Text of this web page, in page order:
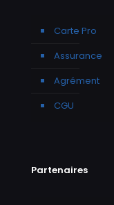
Carte Pro
Assurance
Agrément
CGU
Partenaires